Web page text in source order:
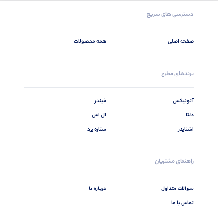
دسترسی های سریع
صفحه اصلی همه محصولات
برندهای مطرح
آتونیکس
دلتا
اشنایدر
فیندر
ال اس
ستاره یزد
راهنمای مشتریان
سوالات متداول
تماس با ما
درباره ما